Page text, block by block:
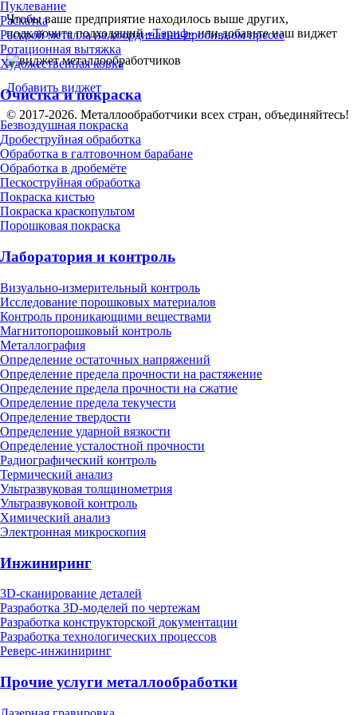
Пуклевание
Раскатка
Раскрой металла на координатно-пробивном прессе
Ротационная вытяжка
Художественная ковка
Очистка и покраска
Безвоздушная покраска
Дробеструйная обработка
Обработка в галтовочном барабане
Обработка в дробемёте
Пескоструйная обработка
Покраска кистью
Покраска краскопультом
Порошковая покраска
Лаборатория и контроль
Визуально-измерительный контроль
Исследование порошковых материалов
Контроль проникающими веществами
Магнитопорошковый контроль
Металлография
Определение остаточных напряжений
Определение предела прочности на растяжение
Определение предела прочности на сжатие
Определение предела текучести
Определение твердости
Определение ударной вязкости
Определение усталостной прочности
Радиографический контроль
Термический анализ
Ультразвуковая толщинометрия
Ультразвуковой контроль
Химический анализ
Электронная микроскопия
Инжиниринг
3D-сканирование деталей
Разработка 3D-моделей по чертежам
Разработка конструкторской документации
Разработка технологических процессов
Реверс-инжиниринг
Прочие услуги металлообработки
Чтобы ваше предприятие находилось выше других,
подключите подходящий«Тариф»или добавьте наш виджет
Добавить виджет
© 2017-2026. Металлообработчики всех стран, объединяйтесь!